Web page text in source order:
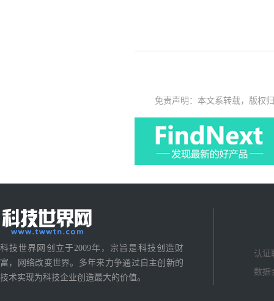
免责声明：本文系转载，版权
科技世界网创立于2009年，宗旨是科技创造财
富，网络改变世界。多年来力争通过自主创新的
技术实现为科技企业创造最大的价值。
认证
数据